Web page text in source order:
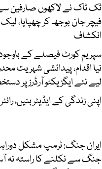
ٹک ٹاک نے لاکھوں صارفین
فیچر جان بوجھ کر چھپایا،
انکشاف
سپریم کورٹ فیصلے کے
نیا اقدام، پیدائشی شہریت
لیے نئے ایگزیکٹو آرڈرز پر
اپنی زندگی کے ایڈیٹر بنیں،
ایران جنگ: ٹرمپ مشکل
جنگ سے نکلنے کا راستہ نہ